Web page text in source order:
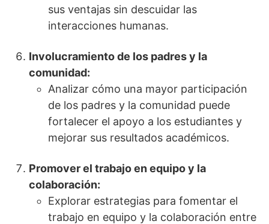
sus ventajas sin descuidar las
interacciones humanas.
Involucramiento de los padres y la
comunidad:
Analizar cómo una mayor participación
de los padres y la comunidad puede
fortalecer el apoyo a los estudiantes y
mejorar sus resultados académicos.
Promover el trabajo en equipo y la
colaboración:
Explorar estrategias para fomentar el
trabajo en equipo y la colaboración entre